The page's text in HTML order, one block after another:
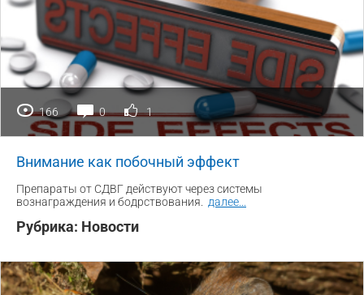
166 0 1
Внимание как побочный эффект
Препараты от СДВГ действуют через системы
вознаграждения и бодрствования.
далее
Рубрика: Новости